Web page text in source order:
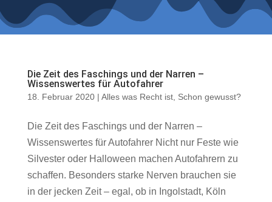
Die Zeit des Faschings und der Narren –
Wissenswertes für Autofahrer
18. Februar 2020| Alles was Recht ist, Schon gewusst?
Die Zeit des Faschings und der Narren –
Wissenswertes für Autofahrer Nicht nur Feste wie
Silvester oder Halloween machen Autofahrern zu
schaffen. Besonders starke Nerven brauchen sie
in der jecken Zeit – egal, ob in Ingolstadt, Köln